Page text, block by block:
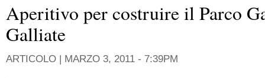
Aperitivo per costruire il Parco
Galliate
ARTICOLO | MARZO 3, 2011 - 7:39PM